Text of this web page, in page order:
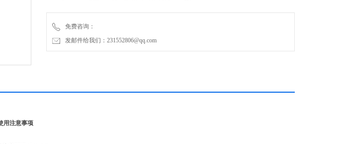
免费咨询：
发邮件给我们：231552806@qq.com
用注意事项